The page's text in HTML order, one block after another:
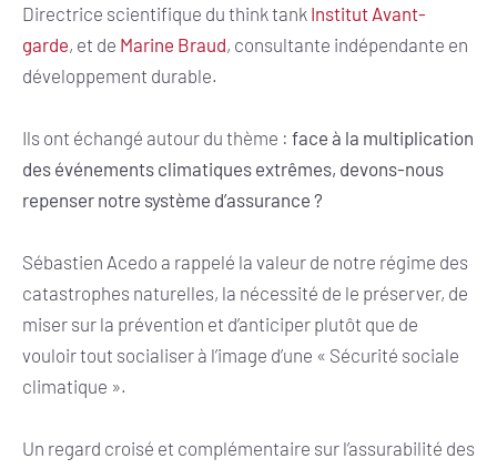
Directrice scientifique du think tank Institut Avant-
garde, et de Marine Braud, consultante indépendante en
développement durable.
Ils ont échangé autour du thème : face à la multiplication
des événements climatiques extrêmes, devons-nous
repenser notre système d’assurance ?
Sébastien Acedo a rappelé la valeur de notre régime des
catastrophes naturelles, la nécessité de le préserver, de
miser sur la prévention et d’anticiper plutôt que de
vouloir tout socialiser à l’image d’une « Sécurité sociale
climatique ».
Un regard croisé et complémentaire sur l’assurabilité des